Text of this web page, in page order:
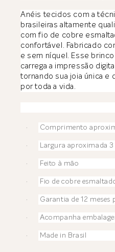
Anéis tecidos com a
brasileiras altamente
com fio de cobre
confortável. Fabricado
e sem níquel. Esse
carrega a impressão
tornando sua joia única e
por toda a vida.
· Comprimento
· Largura aproximada 3
· Feito à mão
· Fio de cobre
· Garantia de 12 meses
· Acompanha
· Made in Brasil